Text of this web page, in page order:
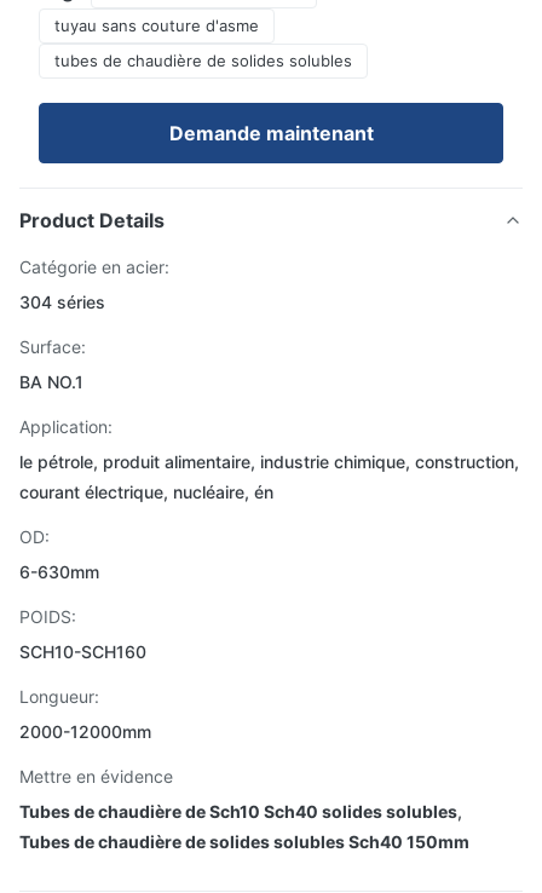
tuyau sans couture d'asme
tubes de chaudière de solides solubles
Demande maintenant
Product Details
Catégorie en acier:
304 séries
Surface:
BA NO.1
Application:
le pétrole, produit alimentaire, industrie chimique, construction,
courant électrique, nucléaire, én
OD:
6-630mm
POIDS:
SCH10-SCH160
Longueur:
2000-12000mm
Mettre en évidence
Tubes de chaudière de Sch10 Sch40 solides solubles,
Tubes de chaudière de solides solubles Sch40 150mm